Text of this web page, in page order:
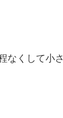
なくして小さ